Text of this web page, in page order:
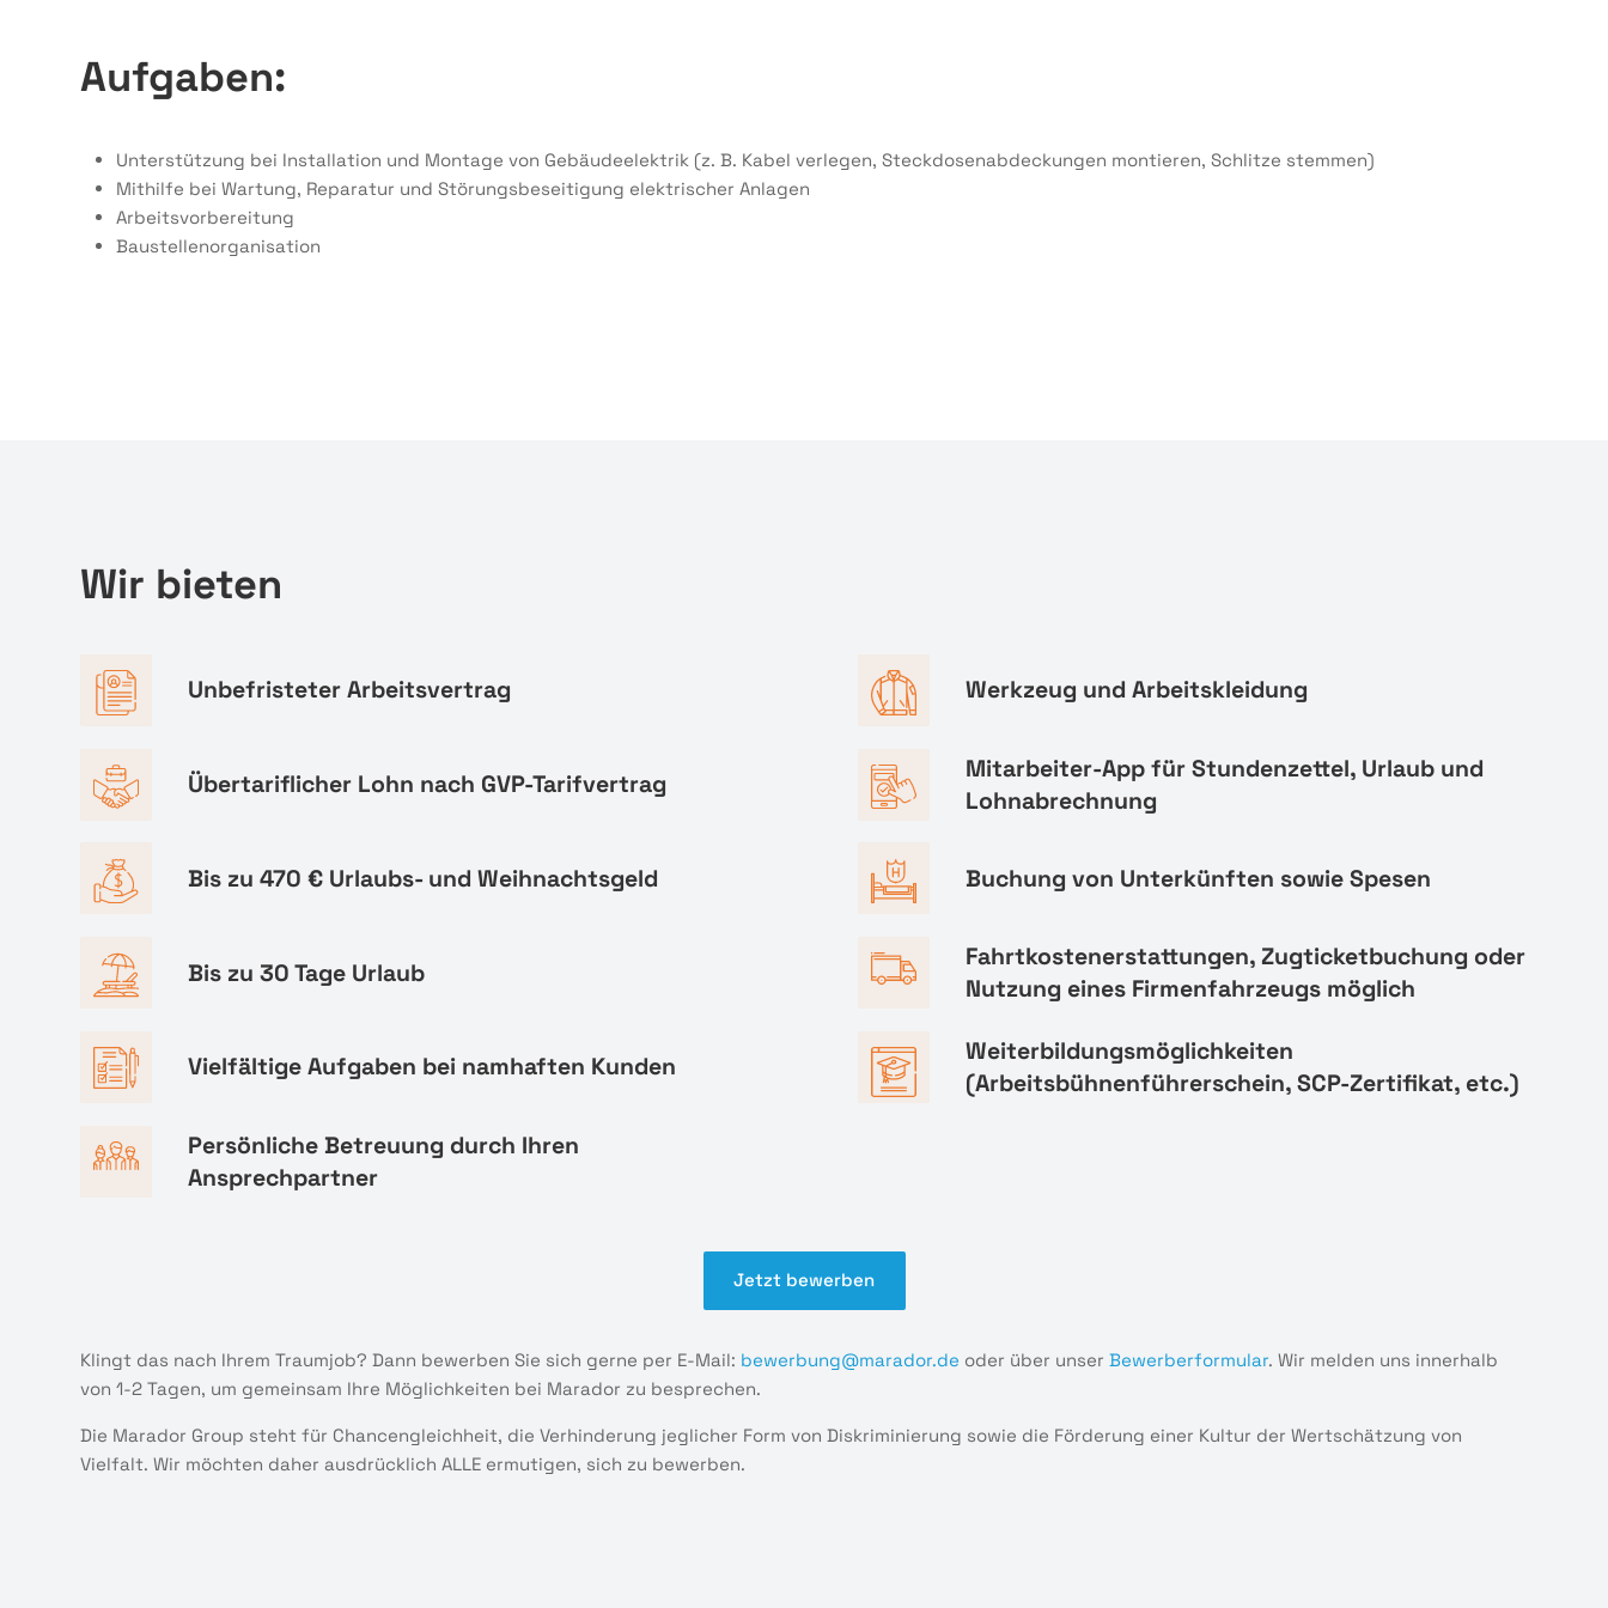
Aufgaben:
Unterstützung bei Installation und Montage von Gebäudeelektrik (z. B. Kabel verlegen, Steckdosenabdeckungen montieren, Schlitze stemmen)
Mithilfe bei Wartung, Reparatur und Störungsbeseitigung elektrischer Anlagen
Arbeitsvorbereitung
Baustellenorganisation
Wir bieten
Unbefristeter Arbeitsvertrag
Übertariflicher Lohn nach GVP-Tarifvertrag
Bis zu 470 € Urlaubs- und Weihnachtsgeld
Bis zu 30 Tage Urlaub
Vielfältige Aufgaben bei namhaften Kunden
Persönliche Betreuung durch Ihren
Ansprechpartner
Werkzeug und Arbeitskleidung
Mitarbeiter-App für Stundenzettel, Urlaub und
Lohnabrechnung
Buchung von Unterkünften sowie Spesen
Fahrtkostenerstattungen, Zugticketbuchung oder
Nutzung eines Firmenfahrzeugs möglich
Weiterbildungsmöglichkeiten
(Arbeitsbühnenführerschein, SCP-Zertifikat, etc.)
Jetzt bewerben
Klingt das nach Ihrem Traumjob? Dann bewerben Sie sich gerne per E-Mail: bewerbung@marador.de oder über unserBewerberformular. Wir melden uns innerhalb
von 1-2 Tagen, um gemeinsam Ihre Möglichkeiten bei Marador zu besprechen.
Die Marador Group steht für Chancengleichheit, die Verhinderung jeglicher Form von Diskriminierung sowie die Förderung einer Kultur der Wertschätzung von
Vielfalt. Wir möchten daher ausdrücklich ALLE ermutigen, sich zu bewerben.